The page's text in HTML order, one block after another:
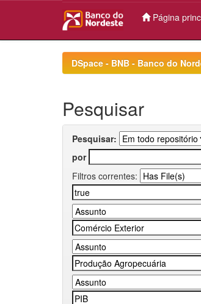
Página
DSpace - BNB - Banco do
Pesquisar
Pesquisar:
por
Filtros correntes: